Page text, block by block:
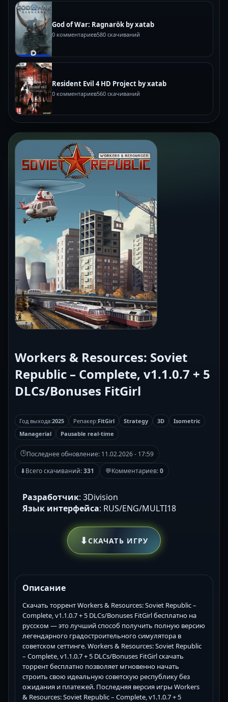
God of War: Ragnarök by xatab
0 комментариев580 скачиваний
Resident Evil 4 HD Project by xatab
0 комментариев560 скачиваний
Workers & Resources: Soviet
Republic – Complete, v1.1.0.7 + 5
DLCs/Bonuses FitGirl
Год выхода:2025 Репакер:FitGirl Strategy 3D
Isometric
Managerial
Pausable real-time
🕒Последнее обновление: 11.02.2026 - 17:59
⬇Всего скачиваний:331 💬Комментариев:0
Разработчик: 3Division
Язык интерфейса: RUS/ENG/MULTI18
⬇СКАЧАТЬ ИГРУ
Описание
Скачать торрент Workers & Resources: Soviet Republic –
Complete, v1.1.0.7 + 5 DLCs/Bonuses FitGirl бесплатно на
русском — это лучший способ получить полную версию
легендарного градостроительного симулятора в
советском сеттинге. Workers & Resources: Soviet Republic
– Complete, v1.1.0.7 + 5 DLCs/Bonuses FitGirl скачать
торрент бесплатно позволяет мгновенно начать
строить свою идеальную советскую республику без
ожидания и платежей. Последняя версия игры Workers
& Resources: Soviet Republic – Complete, v1.1.0.7 + 5